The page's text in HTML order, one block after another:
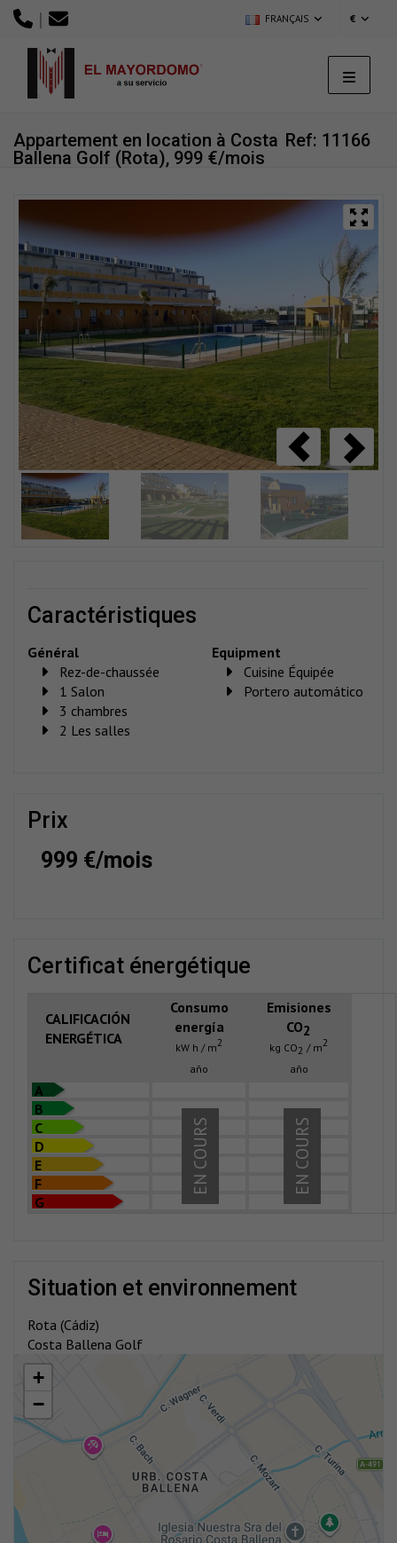
| FRANÇAIS €
Ref: 11166
Appartement en location à Costa
Ballena Golf (Rota), 999 €/mois
caractéristiques
Général
Rez-de-chaussée
1 Salon
3 chambres
2 Les salles
Equipment
Cuisine Équipée
Portero automático
prix
999 €/mois
certificat énergétique
CALIFICACIÓN
ENERGÉTICA
Consumo
energía
kW h / m2
año
Emisiones
CO2
kg CO2 / m2
año
A
B
C
D
E
F
G
EN COURS
EN COURS
situation et environnement
Rota (Cádiz)
Costa Ballena Golf
+
−